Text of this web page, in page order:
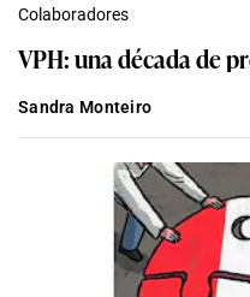
Colaboradores
VPH: una década de
Sandra Monteiro